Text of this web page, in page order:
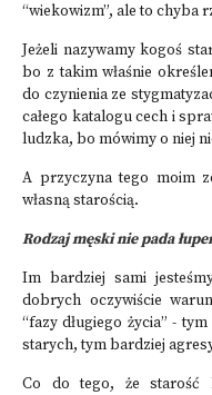
“wiekowizm”, ale to chyba
Jeżeli nazywamy kogoś
bo z takim właśnie
do czynienia ze
całego katalogu cech i
ludzka, bo mówimy o niej
A przyczyna tego moim
własną starością.
Rodzaj męski nie pada
Im bardziej sami
dobrych oczywiście
“fazy długiego życia” -
starych, tym bardziej
Co do tego, że starość